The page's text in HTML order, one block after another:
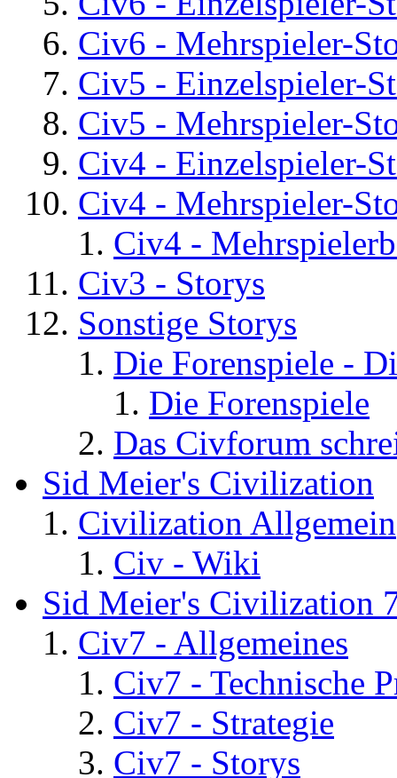
Civ6 - Mehrspieler-
Civ5 - Einzelspieler-
Civ5 - Mehrspieler-
Civ4 - Einzelspieler-
Civ4 - Mehrspieler-
Civ4 -
Civ3 - Storys
Sonstige Storys
Die Forenspiele -
Die Forenspiele
Das Civforum
Sid Meier's Civilization
Civilization Allgemein
Civ - Wiki
Sid Meier's Civilization
Civ7 - Allgemeines
Civ7 - Technische
Civ7 - Strategie
Civ7 - Storys